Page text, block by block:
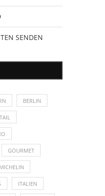
SENDEN
BERLIN
GOURMET
ITALIEN